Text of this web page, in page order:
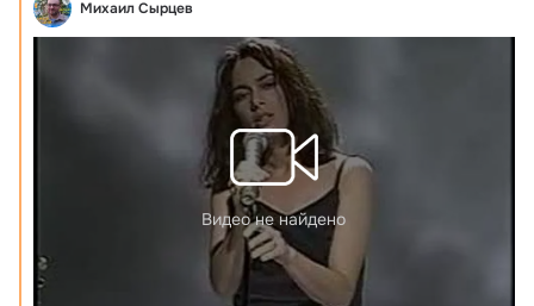
Михаил Сырцев
Видео не найдено